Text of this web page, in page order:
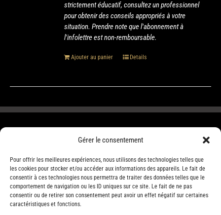
Gérer le consentement
Pour offrir les meilleures expériences, nous utilisons des technologies telles que
les cookies pour stocker et/ou accéder aux informations des appareils. Le fait de
consentir à ces technologies nous permettra de traiter des données telles que le
comportement de navigation ou les ID uniques sur ce site. Le fait de ne pas
consentir ou de retirer son consentement peut avoir un effet négatif sur certaines
caractéristiques et fonctions.
strictement éducatif, consultez un professionnel
pour obtenir des conseils appropriés à votre
situation. Prendre note que l'abonnement à
l'infolettre est non-remboursable.
Ajouter au panier Details